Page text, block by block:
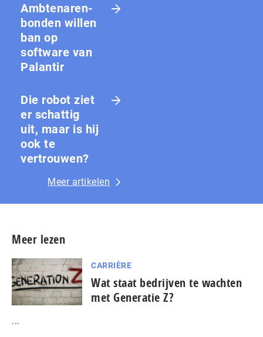
Amb­te­na­ren­
bon­den willen
ban op
software van
Palantir
Die robot ziet
er schattig
uit, maar is hij
ook te
vertrouwen?
Meer artikelen
Meer lezen
CARRIÈRE
Wat staat bedrijven te wachten
met Generatie Z?
...